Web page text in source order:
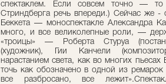
спектаклем. Если совсем точно —
Стриндберга речь впереди.) Сейчас же
Беккета — моноспектакле Александра
много, и все великолепные роли, —
«троицы» — Роберта Стуруа
(художник), Гии Канчели
нарастанием света, как во многих
точь как обозначено в одной из
все разбросано, все